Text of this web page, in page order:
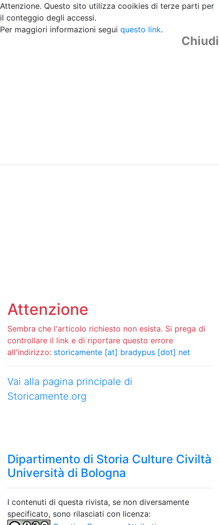
Attenzione. Questo sito utilizza cooikies di terze parti per
il conteggio degli accessi.
Per maggiori informazioni segui questo link.
Chiudi
Attenzione
Sembra che l'articolo richiesto non esista. Si prega di
controllare il link e di riportare questo errore
all'indirizzo: storicamente [at] bradypus [dot] net
Vai alla pagina principale di
Storicamente.org
Dipartimento di Storia Culture Civiltà
Università di Bologna
I contenuti di questa rivista, se non diversamente
specificato, sono rilasciati con licenza: